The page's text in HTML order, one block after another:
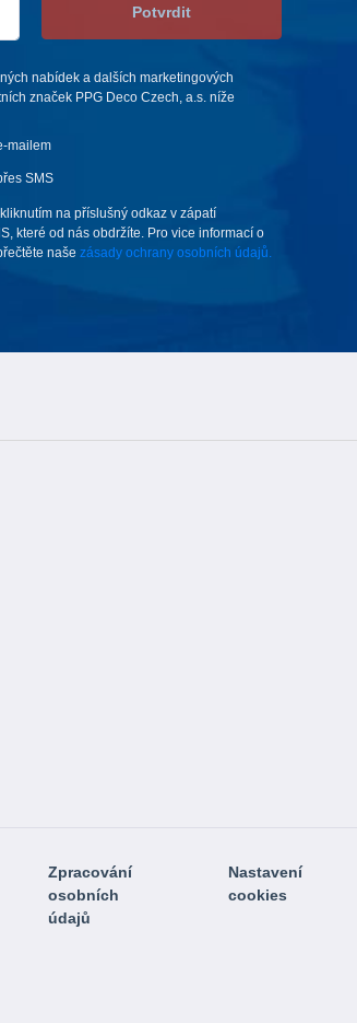
Potvrdit
nabídek a dalších marketingových
značek PPG Deco Czech, a.s. níže
mailem
SMS
na příslušný odkaz v zápatí
které od nás obdržíte. Pro vice informací o
naše zásady ochrany osobních údajů.
Zpracování
osobních
údajů
Nastavení
cookies